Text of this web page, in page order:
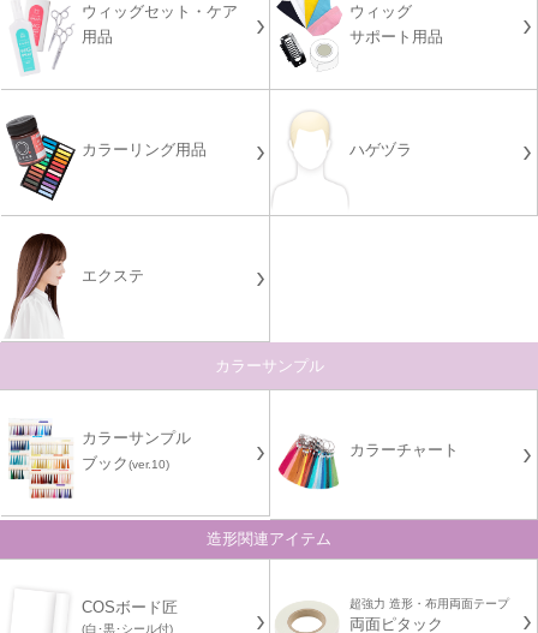
ウィッグセット・ケア
用品
ウィッグ
サポート用品
カラーリング用品 ハゲヅラ
エクステ
カラーサンプル
カラーサンプル
ブック(ver.10)
カラーチャート
造形関連アイテム
COSボード匠
(白･黒･シール付)
超強力 造形・布用両面テープ
両面ピタック